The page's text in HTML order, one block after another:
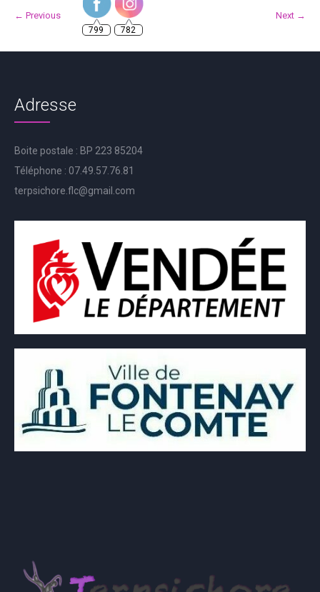
← Previous Next →
Adresse
Boite postale : BP 223 85204
Téléphone : 07.49.57.76.81
terpsichore.flc@gmail.com
799 782